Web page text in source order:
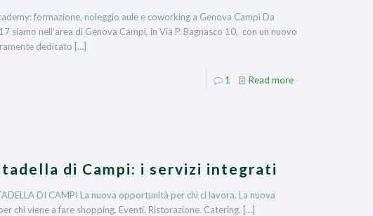
formazione, noleggio aule e coworking a Genova Campi Da
siamo nell’area di Genova Campi, in Via P. Bagnasco 10, con un nuovo
dedicato […]
1 Read more
di Campi: i servizi integrati
DI CAMPI La nuova opportunità per chi ci lavora. La nuova
chi viene a fare shopping. Eventi. Ristorazione. Catering. […]